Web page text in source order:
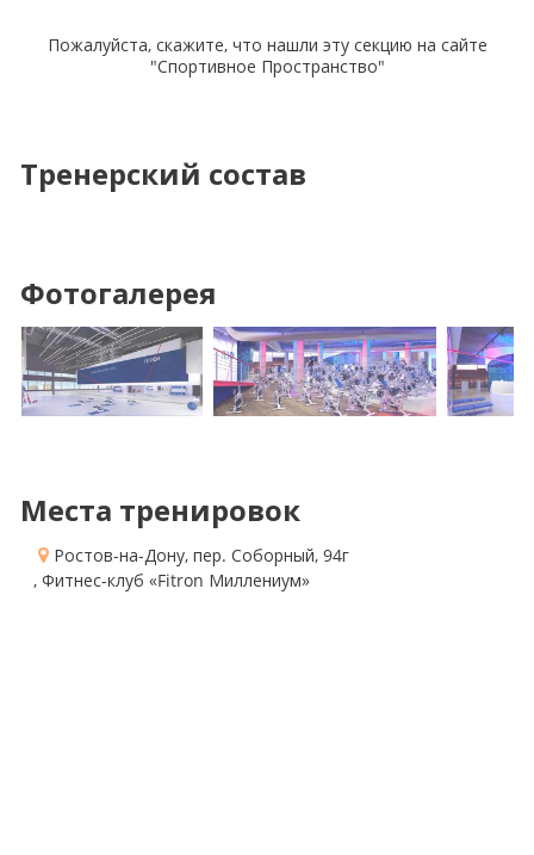
Пожалуйста, скажите, что нашли эту секцию на сайте
"Спортивное Пространство"
Тренерский состав
Фотогалерея
Места тренировок
Ростов-на-Дону, пер. Соборный, 94г
, Фитнес-клуб «Fitron Миллениум»